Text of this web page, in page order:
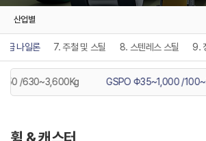
산업별
급 나일론 7. 주철 및 스틸 8. 스텐레스 스틸 9.
/630~3,600Kg GSPO Φ35~1,000 /